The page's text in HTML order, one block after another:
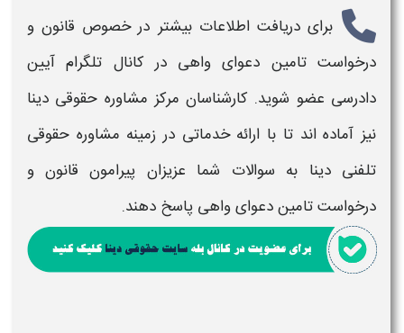
برای دریافت اطلاعات بیشتر در خصوص قانون و
درخواست تامین دعوای واهی در کانال تلگرام آیین
دادرسی عضو شوید. کارشناسان مرکز مشاوره حقوقی دینا
نیز آماده اند تا با ارائه خدماتی در زمینه مشاوره حقوقی
تلفنی دینا به سوالات شما عزیزان پیرامون قانون و
درخواست تامین دعوای واهی پاسخ دهند.